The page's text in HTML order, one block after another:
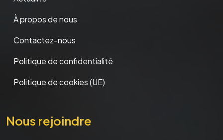
À propos de nous
Contactez-nous
Politique de confidentialité
Politique de cookies (UE)
Nous rejoindre